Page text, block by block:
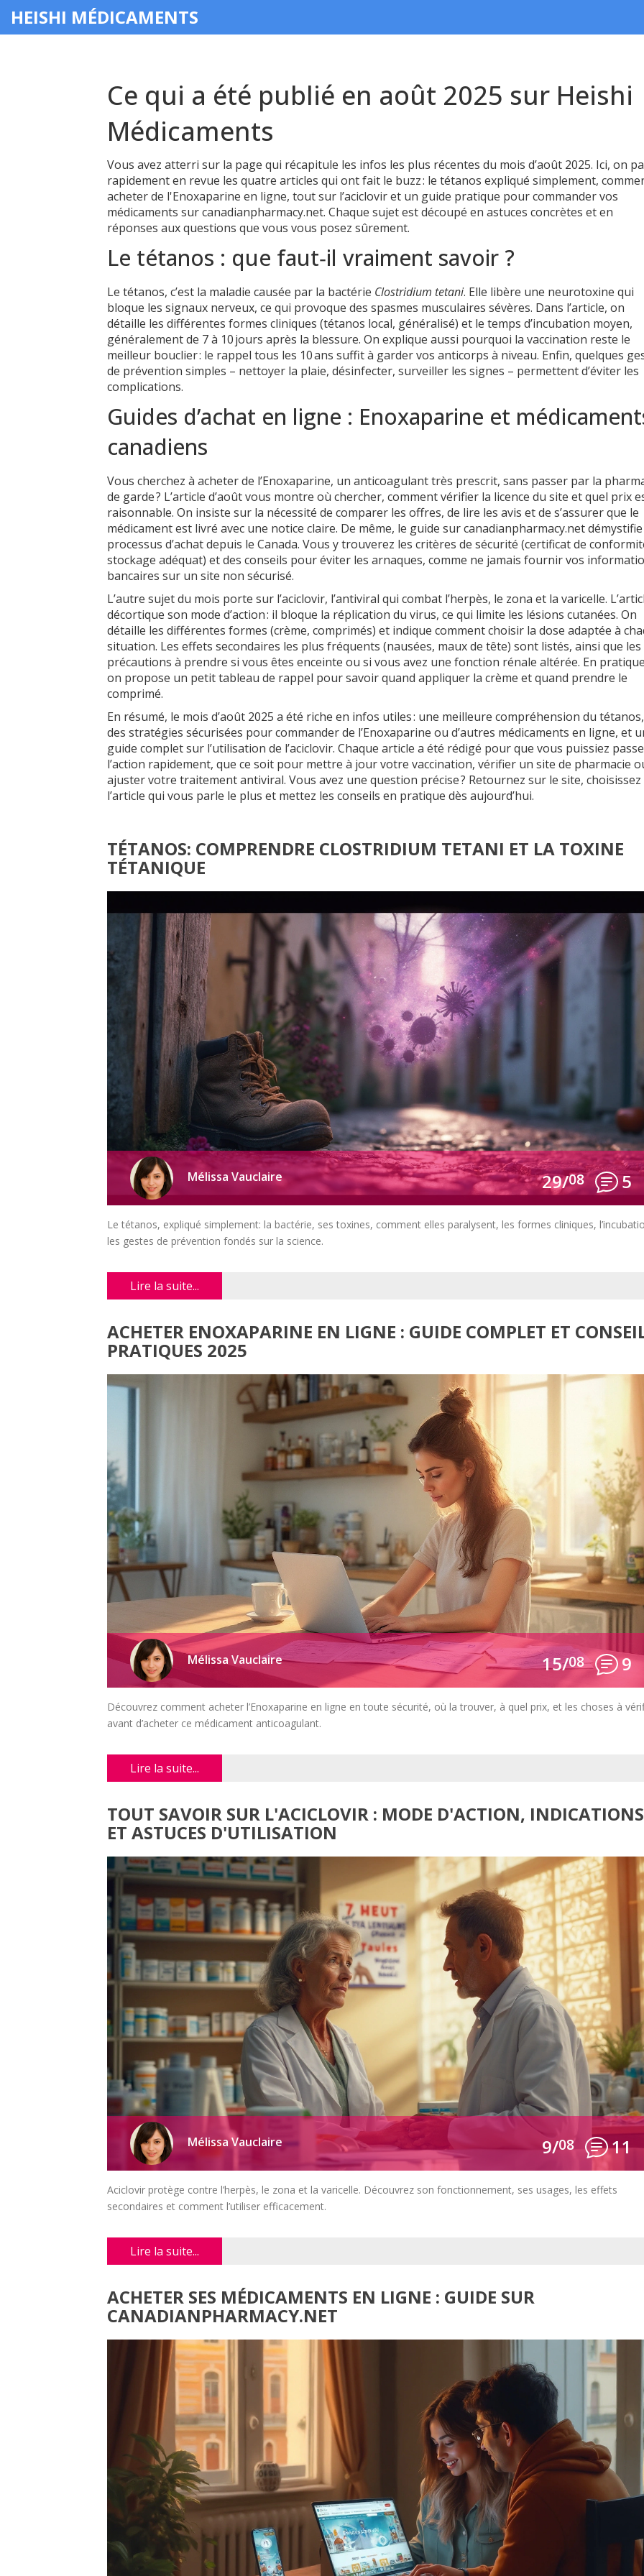
HEISHI MÉDICAMENTS
Ce qui a été publié en août 2025 sur Heishi
Médicaments
Vous avez atterri sur la page qui récapitule les infos les plus récentes du mois d’août 2025. Ici, on
rapidement en revue les quatre articles qui ont fait le buzz : le tétanos expliqué simplement,
acheter de l'Enoxaparine en ligne, tout sur l’aciclovir et un guide pratique pour commander vos
médicaments sur canadianpharmacy.net. Chaque sujet est découpé en astuces concrètes et en
réponses aux questions que vous vous posez sûrement.
Le tétanos : que faut‑il vraiment savoir ?
Le tétanos, c’est la maladie causée par la bactérie Clostridium tetani. Elle libère une neurotoxine qui
bloque les signaux nerveux, ce qui provoque des spasmes musculaires sévères. Dans l’article, on
détaille les différentes formes cliniques (tétanos local, généralisé) et le temps d’incubation moyen,
généralement de 7 à 10 jours après la blessure. On explique aussi pourquoi la vaccination reste le
meilleur bouclier : le rappel tous les 10 ans suffit à garder vos anticorps à niveau. Enfin, quelques
de prévention simples – nettoyer la plaie, désinfecter, surveiller les signes – permettent d’éviter les
complications.
Guides d’achat en ligne : Enoxaparine et
canadiens
Vous cherchez à acheter de l’Enoxaparine, un anticoagulant très prescrit, sans passer par la
de garde ? L’article d’août vous montre où chercher, comment vérifier la licence du site et quel prix
raisonnable. On insiste sur la nécessité de comparer les offres, de lire les avis et de s’assurer que le
médicament est livré avec une notice claire. De même, le guide sur canadianpharmacy.net
processus d’achat depuis le Canada. Vous y trouverez les critères de sécurité (certificat de
stockage adéquat) et des conseils pour éviter les arnaques, comme ne jamais fournir vos
bancaires sur un site non sécurisé.
L’autre sujet du mois porte sur l’aciclovir, l’antiviral qui combat l’herpès, le zona et la varicelle.
décortique son mode d’action : il bloque la réplication du virus, ce qui limite les lésions cutanées. On
détaille les différentes formes (crème, comprimés) et indique comment choisir la dose adaptée à
situation. Les effets secondaires les plus fréquents (nausées, maux de tête) sont listés, ainsi que les
précautions à prendre si vous êtes enceinte ou si vous avez une fonction rénale altérée. En
on propose un petit tableau de rappel pour savoir quand appliquer la crème et quand prendre le
comprimé.
En résumé, le mois d’août 2025 a été riche en infos utiles : une meilleure compréhension du tétanos,
des stratégies sécurisées pour commander de l’Enoxaparine ou d’autres médicaments en ligne, et
guide complet sur l’utilisation de l’aciclovir. Chaque article a été rédigé pour que vous puissiez
l’action rapidement, que ce soit pour mettre à jour votre vaccination, vérifier un site de pharmacie
ajuster votre traitement antiviral. Vous avez une question précise ? Retournez sur le site, choisissez
l’article qui vous parle le plus et mettez les conseils en pratique dès aujourd’hui.
TÉTANOS: COMPRENDRE CLOSTRIDIUM TETANI ET LA TOXINE
TÉTANIQUE
Mélissa Vauclaire 29/08 5
Le tétanos, expliqué simplement: la bactérie, ses toxines, comment elles paralysent, les formes cliniques,
les gestes de prévention fondés sur la science.
Lire la suite...
ACHETER ENOXAPARINE EN LIGNE : GUIDE COMPLET ET
PRATIQUES 2025
Mélissa Vauclaire 15/08 9
Découvrez comment acheter l’Enoxaparine en ligne en toute sécurité, où la trouver, à quel prix, et les choses à
avant d’acheter ce médicament anticoagulant.
Lire la suite...
TOUT SAVOIR SUR L'ACICLOVIR : MODE D'ACTION, INDICATIONS
ET ASTUCES D'UTILISATION
Mélissa Vauclaire 9/08 11
Aciclovir protège contre l’herpès, le zona et la varicelle. Découvrez son fonctionnement, ses usages, les effets
secondaires et comment l’utiliser efficacement.
Lire la suite...
ACHETER SES MÉDICAMENTS EN LIGNE : GUIDE SUR
CANADIANPHARMACY.NET